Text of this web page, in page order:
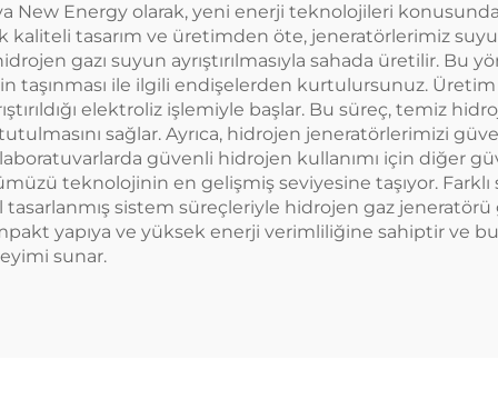
New Energy olarak, yeni enerji teknolojileri
kaliteli tasarım ve üretimden öte, jeneratörlerimiz
gazı suyun ayrıştırılmasıyla sahada üretilir.
ile ilgili endişelerden kurtulursunuz. Üretim
elektroliz işlemiyle başlar. Bu süreç, temiz
sağlar. Ayrıca, hidrojen jeneratörlerimizi
güvenli hidrojen kullanımı için diğer
teknolojinin en gelişmiş seviyesine taşıyor.
sistem süreçleriyle hidrojen gaz
yapıya ve yüksek enerji verimliliğine sahiptir ve
sunar.